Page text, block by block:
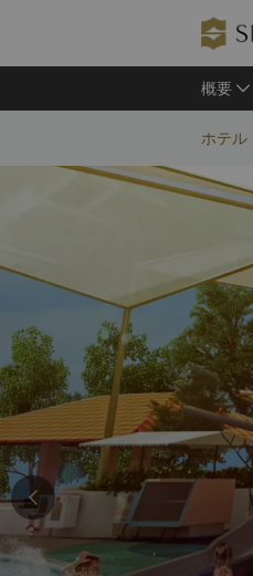
概要
ホテル